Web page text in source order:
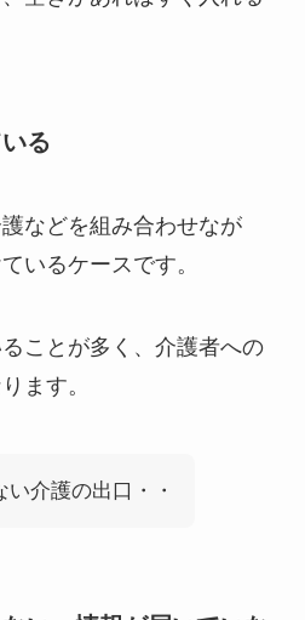
る
などを組み合わせなが
いるケースです。
ことが多く、介護者への
ます。
い介護の出口・・